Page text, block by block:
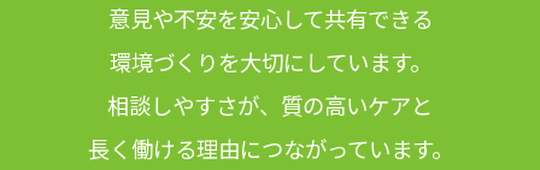
意見や不安を安心して共有できる
環境づくりを大切にしています。
相談しやすさが、質の高いケアと
長く働ける理由につながっています。